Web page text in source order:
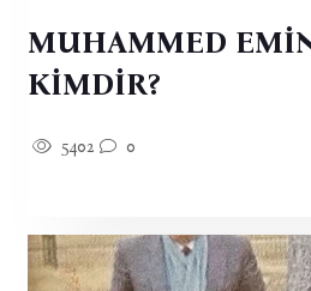
MUHAMMED
KİMDİR?
5402 0